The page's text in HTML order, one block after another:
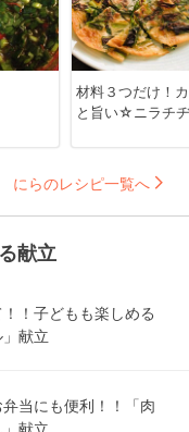
材料３つだけ！
と旨い☆ニラチ
にらのレシピ一覧へ
献立
！子どもも楽しめる
」献立
当にも便利！！「肉
献立